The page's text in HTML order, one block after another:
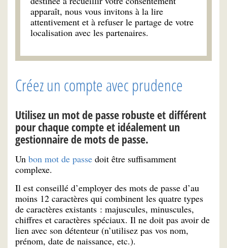
apparaît, nous vous invitons à la lire
attentivement et à refuser le partage de votre
localisation avec les partenaires.
Créez un compte avec prudence
Utilisez un mot de passe robuste et différent
pour chaque compte et idéalement un
gestionnaire de mots de passe.
Un bon mot de passe doit être suffisamment
complexe.
Il est conseillé d’employer des mots de passe d’au
moins 12 caractères qui combinent les quatre types
de caractères existants : majuscules, minuscules,
chiffres et caractères spéciaux. Il ne doit pas avoir de
lien avec son détenteur (n’utilisez pas vos nom,
prénom, date de naissance, etc.).